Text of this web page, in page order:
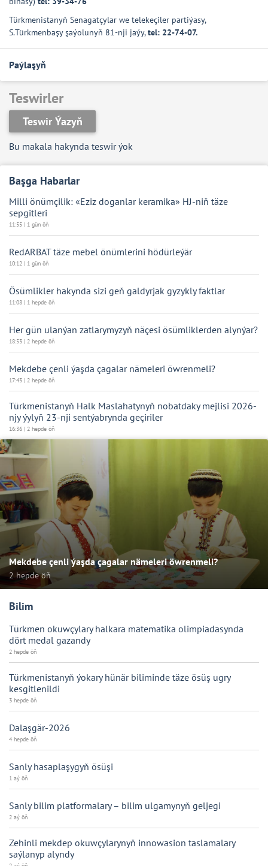
Türkmenistanyň Senagatçylar we telekeçiler partiýasy,
S.Türkmenbaşy şaýolunyň 81-nji jaýy,tel: 22-74-07.
Paýlaşyň
Başga Habarlar
Milli önümçilik: «Eziz doganlar keramika» HJ-niň täze
sepgitleri
11:55 | 1 gün öň
RedARBAT täze mebel önümlerini hödürleýär
10:12 | 1 gün öň
Ösümlikler hakynda sizi geň galdyrjak gyzykly faktlar
11:08 | 1 hepde öň
Her gün ulanýan zatlarymyzyň näçesi ösümliklerden alynýar?
18:53 | 2 hepde öň
Mekdebe çenli ýaşda çagalar nämeleri öwrenmeli?
17:43 | 2 hepde öň
Türkmenistanyň Halk Maslahatynyň nobatdaky mejlisi 2026-
njy ýylyň 23-nji sentýabrynda geçiriler
16:36 | 2 hepde öň
Teswirler
Teswir Ýazyň
Bu makala hakynda teswir ýok
Mekdebe çenli ýaşda çagalar nämeleri öwrenmeli?
2 hepde öň
Bilim
Türkmen okuwçylary halkara matematika olimpiadasynda
dört medal gazandy
2 hepde öň
Türkmenistanyň ýokary hünär biliminde täze ösüş ugry
kesgitlenildi
3 hepde öň
Dalaşgär-2026
4 hepde öň
Sanly hasaplaşygyň ösüşi
1 aý öň
Sanly bilim platformalary – bilim ulgamynyň geljegi
2 aý öň
Zehinli mekdep okuwçylarynyň innowasion taslamalary
saýlanyp alyndy